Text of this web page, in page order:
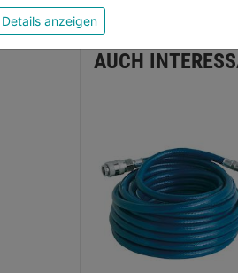
AUCH
Details anzeigen